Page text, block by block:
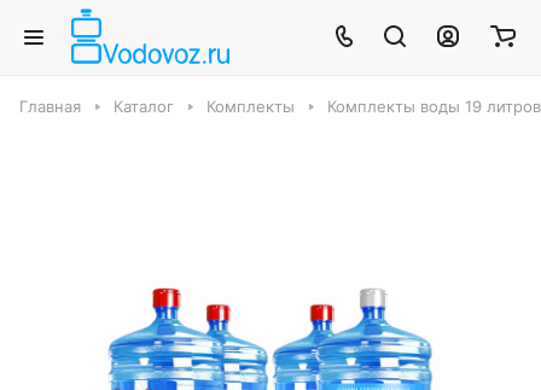
Главная Каталог Комплекты Комплекты воды 19 литров